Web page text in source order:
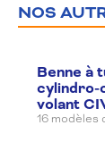
1250 L
1750 L
2000 L
2500 L
NOS
Benne à
cylindro-
volant
16 modèles